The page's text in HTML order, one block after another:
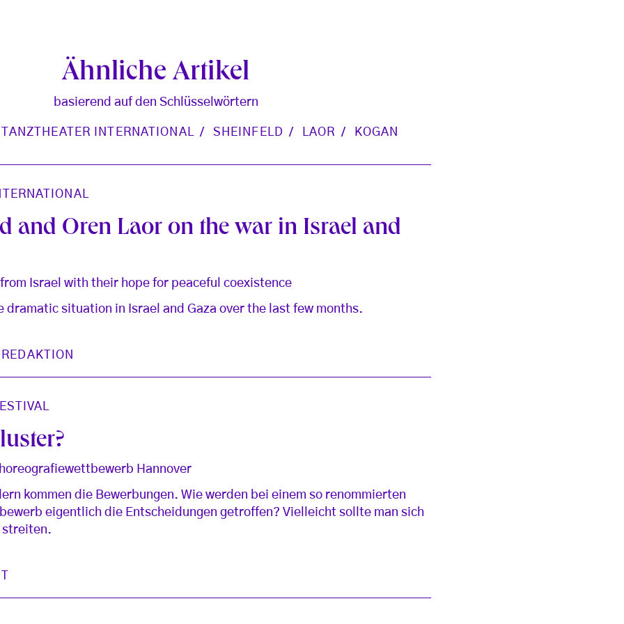
Ähnliche Artikel
basierend auf den Schlüsselwörtern
TANZTHEATER INTERNATIONAL SHEINFELD LAOR KOGAN
and Oren Laor on the war in Israel and
Israel with their hope for peaceful coexistence
dramatic situation in Israel and Gaza over the last few months.
Hannover
kommen die Bewerbungen. Wie werden bei einem so renommierten
eigentlich die Entscheidungen getroffen? Vielleicht sollte man sich
streiten.